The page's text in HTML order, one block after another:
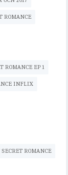
m
bl e
ROMANCE
ROMANCE EP 1
INFLIX
ROMANCE